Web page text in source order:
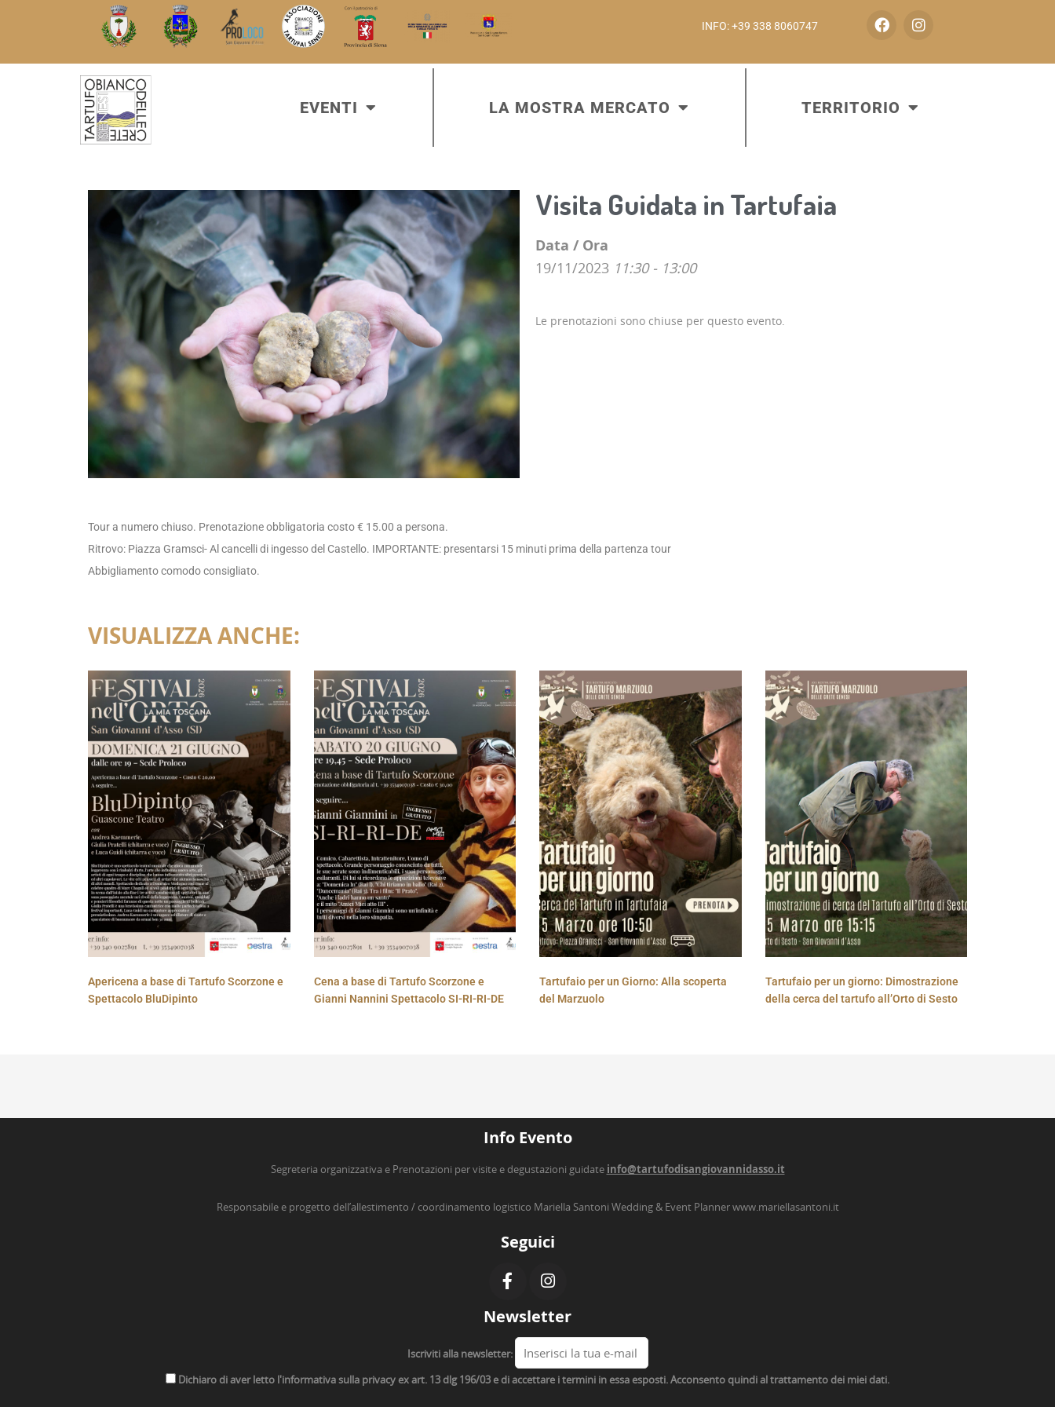
INFO: +39 338 8060747
EVENTI LA MOSTRA MERCATO TERRITORIO
Visita Guidata in Tartufaia
Data / Ora
19/11/2023 11:30 - 13:00
Le prenotazioni sono chiuse per questo evento.
Tour a numero chiuso. Prenotazione obbligatoria costo € 15.00 a persona.
Ritrovo: Piazza Gramsci- Al cancelli di ingesso del Castello. IMPORTANTE: presentarsi 15 minuti prima della partenza tour
Abbigliamento comodo consigliato.
VISUALIZZA ANCHE:
Apericena a base di Tartufo Scorzone e
Spettacolo BluDipinto
Cena a base di Tartufo Scorzone e
Gianni Nannini Spettacolo SI-RI-RI-DE
Tartufaio per un Giorno: Alla scoperta
del Marzuolo
Tartufaio per un giorno: Dimostrazione
della cerca del tartufo all’Orto di Sesto
Info Evento
Segreteria organizzativa e Prenotazioni per visite e degustazioni guidate info@tartufodisangiovannidasso.it
Responsabile e progetto dell’allestimento / coordinamento logistico Mariella Santoni Wedding & Event Plannerwww.mariellasantoni.it
Seguici
Newsletter
Iscriviti alla newsletter:
Dichiaro di aver letto l'informativa sulla privacy ex art. 13 dlg 196/03 e di accettare i termini in essa esposti. Acconsento quindi al trattamento dei miei dati.